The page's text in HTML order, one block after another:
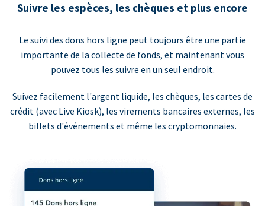
Suivre les espèces, les chèques et plus encore
Le suivi des dons hors ligne peut toujours être une partie
importante de la collecte de fonds, et maintenant vous
pouvez tous les suivre en un seul endroit.
Suivez facilement l'argent liquide, les chèques, les cartes de
crédit (avec Live Kiosk), les virements bancaires externes, les
billets d'événements et même les cryptomonnaies.